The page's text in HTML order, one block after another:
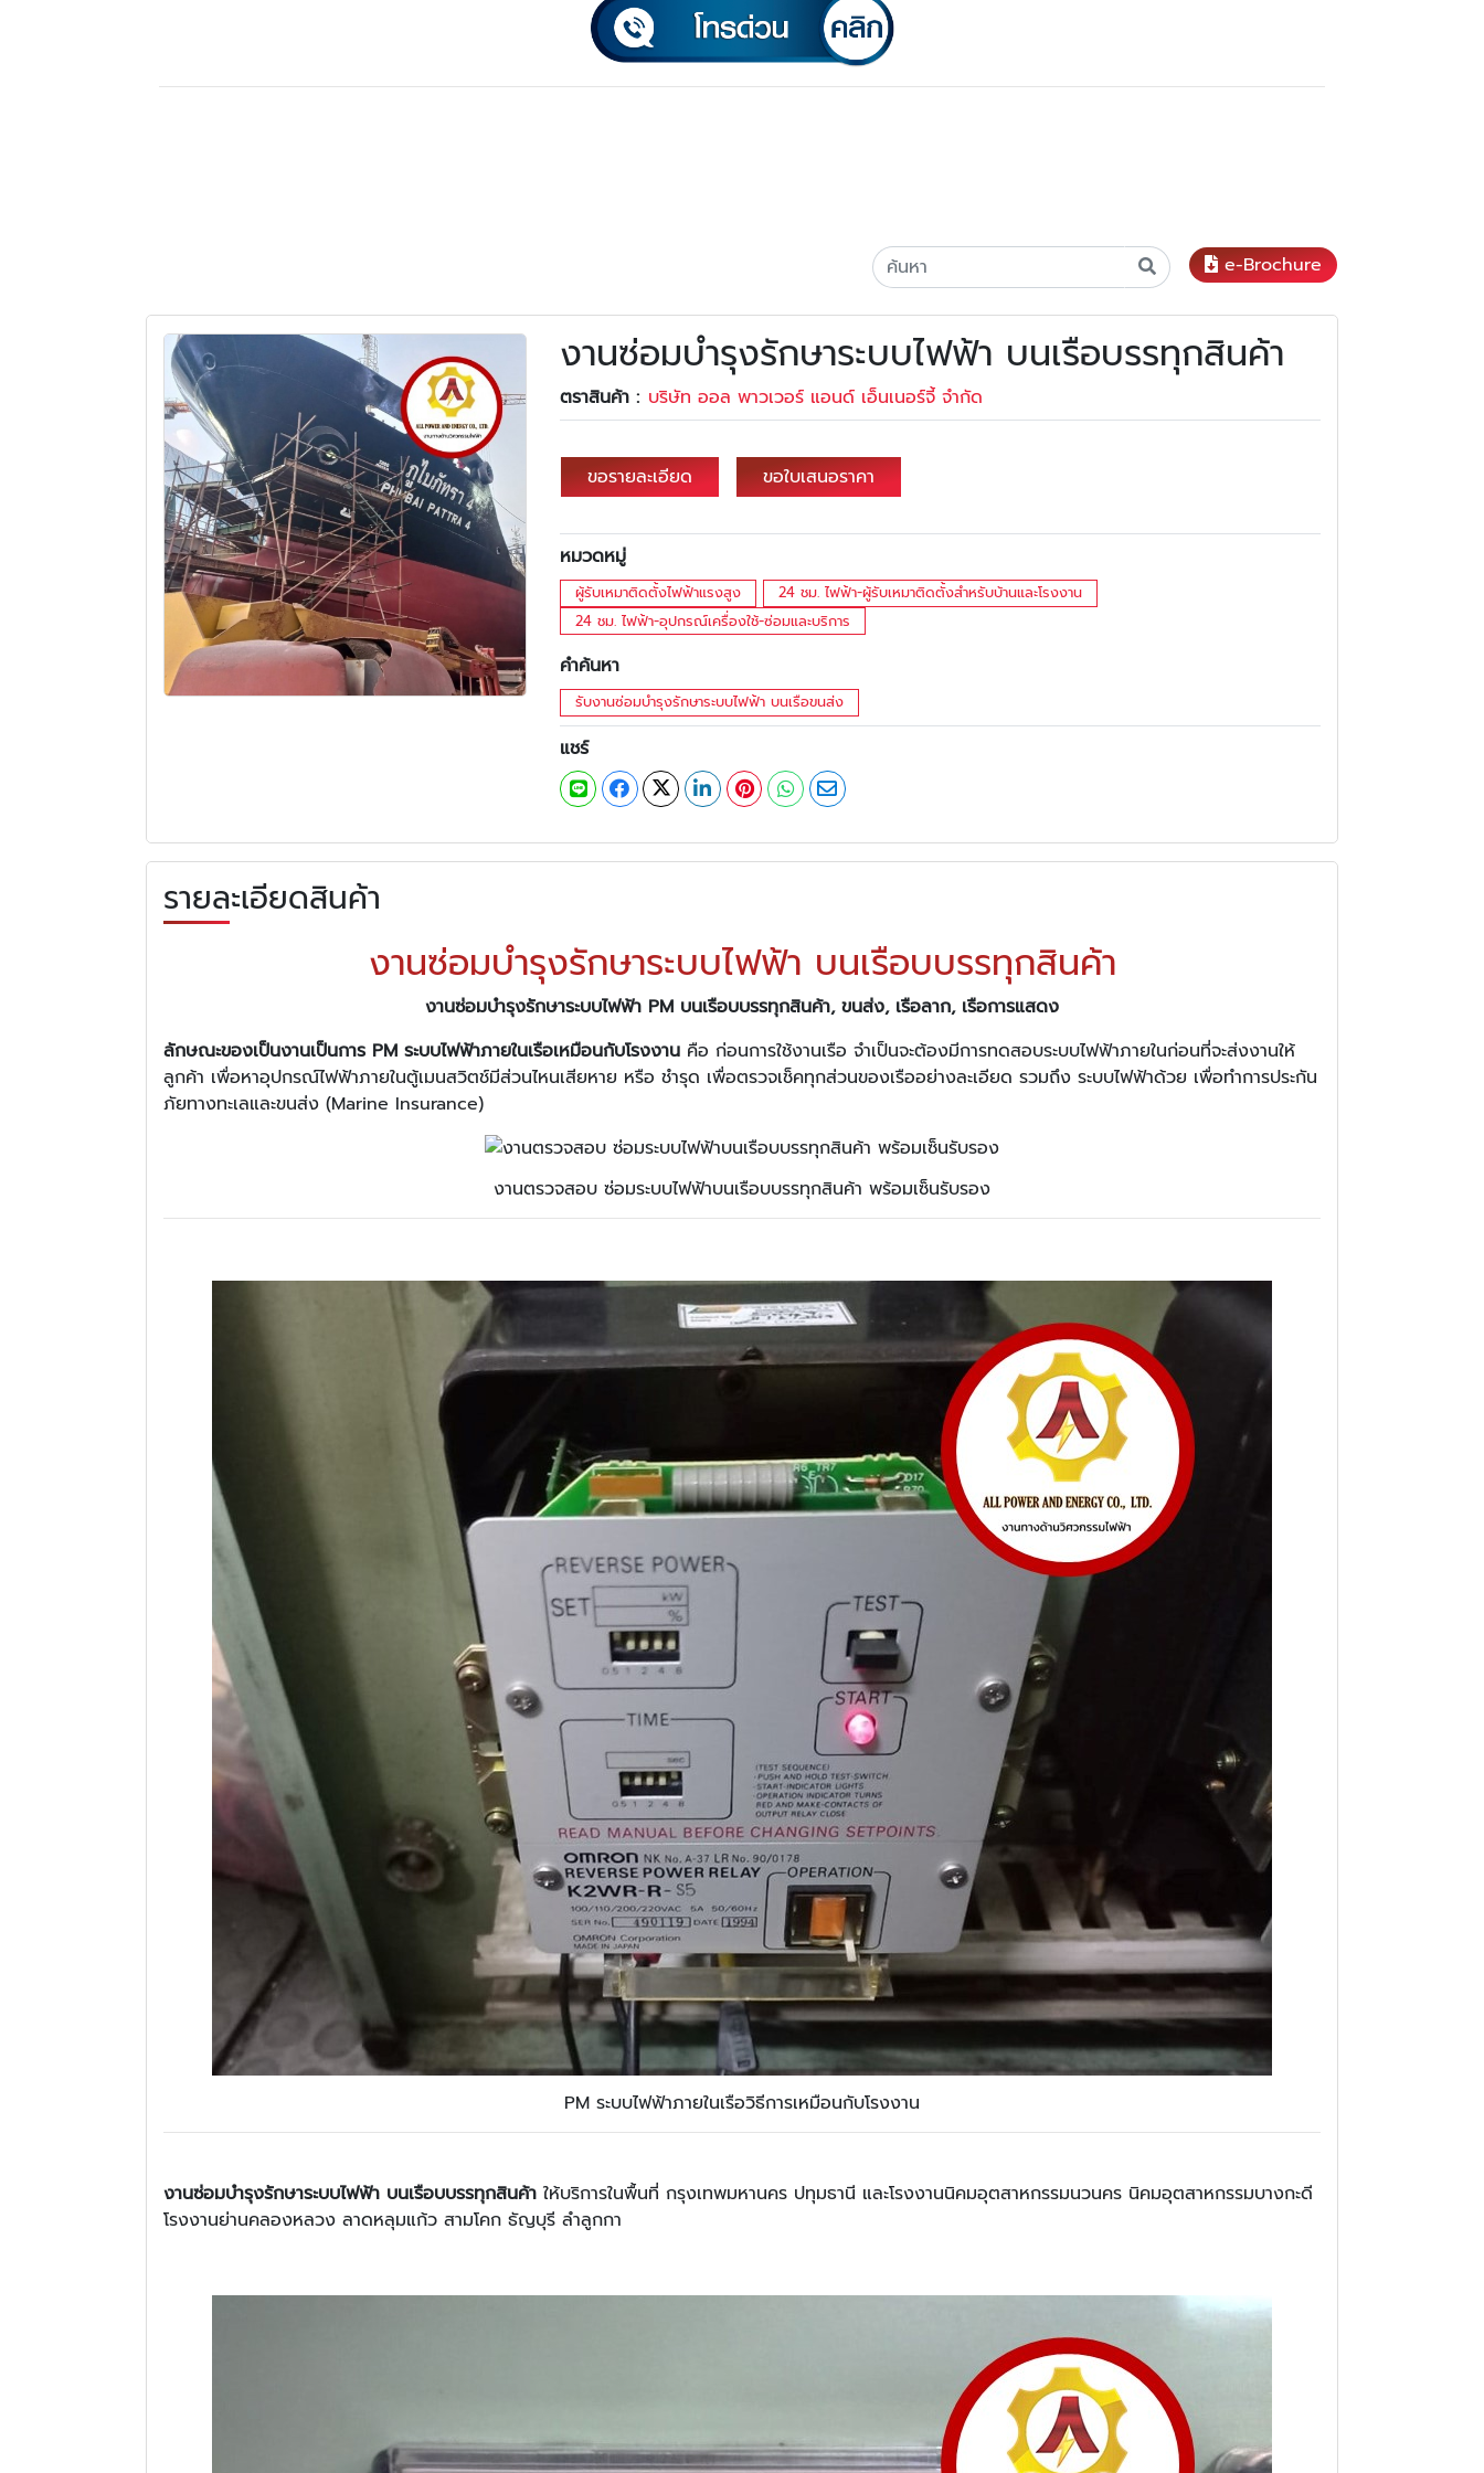
e-Brochure
งานซ่อมบำรุงรักษาระบบไฟฟ้า บนเรือบรรทุกสินค้า
ตราสินค้า : บริษัท ออล พาวเวอร์ แอนด์ เอ็นเนอร์จี้ จำกัด
ขอรายละเอียด ขอใบเสนอราคา
หมวดหมู่
ผู้รับเหมาติดตั้งไฟฟ้าแรงสูง
24 ชม. ไฟฟ้า-ผู้รับเหมาติดตั้งสำหรับบ้านและโรงงาน
24 ชม. ไฟฟ้า-อุปกรณ์เครื่องใช้-ซ่อมและบริการ
คำค้นหา
รับงานซ่อมบำรุงรักษาระบบไฟฟ้า บนเรือขนส่ง
แชร์
รายละเอียดสินค้า
งานซ่อมบำรุงรักษาระบบไฟฟ้า บนเรือบบรรทุกสินค้า
งานซ่อมบำรุงรักษาระบบไฟฟ้า PM บนเรือบบรรทุกสินค้า, ขนส่ง, เรือลาก, เรือการแสดง
ลักษณะของเป็นงานเป็นการ PM ระบบไฟฟ้าภายในเรือเหมือนกับโรงงาน คือ ก่อนการใช้งานเรือ จำเป็นจะต้องมีการทดสอบระบบไฟฟ้าภายในก่อนที่จะส่งงานให้
ลูกค้า เพื่อหาอุปกรณ์ไฟฟ้าภายในตู้เมนสวิตช์มีส่วนไหนเสียหาย หรือ ชำรุด เพื่อตรวจเช็คทุกส่วนของเรืออย่างละเอียด รวมถึง ระบบไฟฟ้าด้วย เพื่อทำการประกัน
ภัยทางทะเลและขนส่ง (Marine Insurance)
งานตรวจสอบ ซ่อมระบบไฟฟ้าบนเรือบบรรทุกสินค้า พร้อมเซ็นรับรอง
PM ระบบไฟฟ้าภายในเรือวิธีการเหมือนกับโรงงาน
งานซ่อมบำรุงรักษาระบบไฟฟ้า บนเรือบบรรทุกสินค้า ให้บริการในพื้นที่ กรุงเทพมหานคร ปทุมธานี และโรงงานนิคมอุตสาหกรรมนวนคร นิคมอุตสาหกรรมบางกะดี
โรงงานย่านคลองหลวง ลาดหลุมแก้ว สามโคก ธัญบุรี ลำลูกกา